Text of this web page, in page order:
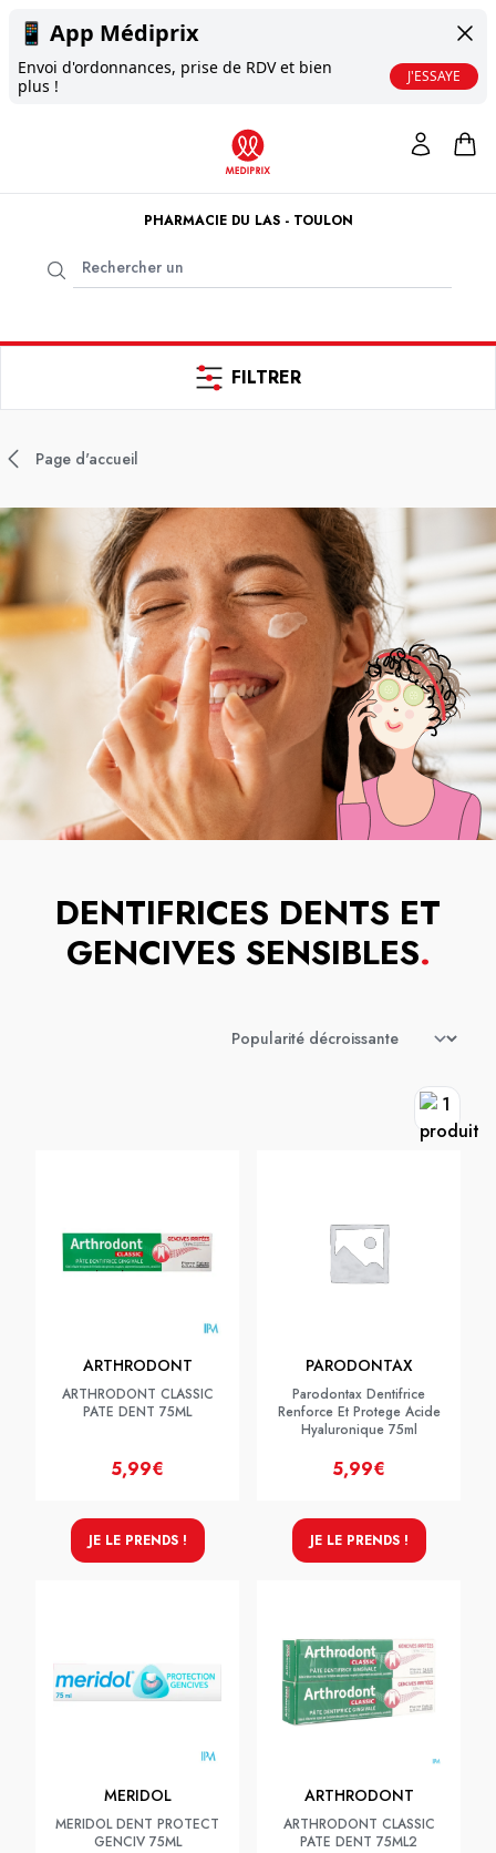
📱 App Médiprix
Envoi d'ordonnances, prise de RDV et bien
plus !
J'ESSAYE
PHARMACIE DU LAS - TOULON
FILTRER
Page d'accueil
DENTIFRICES DENTS ET
GENCIVES SENSIBLES.
ARTHRODONT
ARTHRODONT CLASSIC
PATE DENT 75ML
5,99€
JE LE PRENDS !
PARODONTAX
Parodontax Dentifrice
Renforce Et Protege Acide
Hyaluronique 75ml
5,99€
JE LE PRENDS !
MERIDOL
MERIDOL DENT PROTECT
GENCIV 75ML
ARTHRODONT
ARTHRODONT CLASSIC
PATE DENT 75ML2